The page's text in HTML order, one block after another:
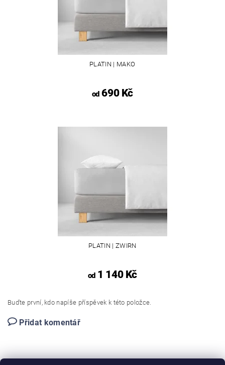
PLATIN | MAKO
od690 Kč
PLATIN | ZWIRN
od1 140 Kč
Buďte první, kdo napíše příspěvek k této položce.
Přidat komentář